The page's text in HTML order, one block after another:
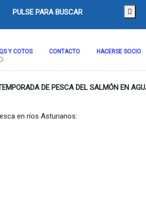
PULSE PARA BUSCAR
Y COTOS CONTACTO HACERSE SOCIO
DE PESCA DEL SALMÓN EN
en ríos Asturianos: